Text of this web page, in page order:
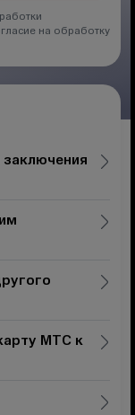
на обработку
МТС к